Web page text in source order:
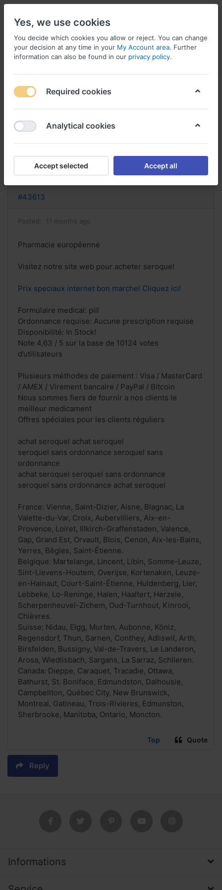
Menu Log in Compare Wishlist
seroquel sans ordonnance achat
seroquel
Reply
#43613
Posted: 11 months ago
Pharmacie européenne
Visitez notre site web pour acheter seroquel
Prix speciaux internet bon marche! Cliquez ici!
Formulaire medical: pill
Ordonnance requise: Aucune prescription requise
Disponibilité: In Stock!
Note 4,63 / 5 sur la base de 10124 votes
d’utilisateurs
Plusieurs méthodes de paiement : Visa / MasterCard
/ AMEX / Virement bancaire / PayPal / Bitcoin
Nous sommes fiers de fournir a nos clients le
meilleur medicament
Offres spéciales pour les clients réguliers
achat seroquel achat seroquel
seroquel sans ordonnance seroquel sans
ordonnance
achat seroquel seroquel sans ordonnance
seroquel sans ordonnance achat seroquel
France: Vienne, Saint-Dizier, Aisne, Blagnac, La
Valette-du-Var, Croix, Aubervilliers, Aix-en-
Provence, Loiret, Illkirch-Graffenstaden, Valence,
Gap, Grand Est, Orvault, Blois, Cenon, Aix-les-Bains,
Yerres, Bègles, Saint-Étienne.
Belgique: Martelange, Lincent, Libin, Somme-Leuze,
Sint-Lievens-Houtem, Overijse, Kortenaken, Leuze-
en-Hainaut, Court-Saint-Étienne, Huldenberg, Lier,
Lebbeke, Lo-Reninge, Halen, Haaltert, Herzele,
Scherpenheuvel-Zichem, Oud-Turnhout, Kinrooi,
Chièvres.
Suisse: Nidau, Elgg, Murten, Aubonne, Köniz,
Regensdorf, Thun, Sarnen, Conthey, Adliswil, Arth,
Birsfelden, Bussigny, Val-de-Travers, Le Landeron,
Arosa, Wiedlisbach, Sargans, La Sarraz, Schlieren.
Canada: Dieppe, Caraquet, Tracadie, Ottawa,
Bathurst, St. Boniface, Edmundston, Dalhousie,
Campbellton, Québec City, New Brunswick,
Montreal, Gatineau, Trois-Rivieres, Edmunston,
Sherbrooke, Manitoba, Ontario, Moncton.
Top Quote
Reply
Informations
Yes, we use cookies
You decide which cookies you allow or reject. You can change
your decision at any time in your My Account area. Further
information can also be found in our privacy policy.
Required cookies
Analytical cookies
Accept selected Accept all